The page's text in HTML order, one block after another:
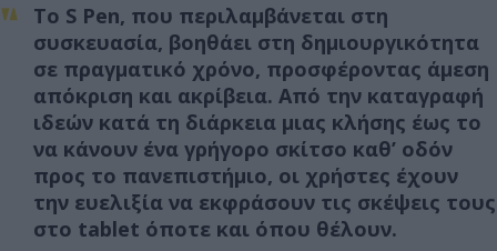
Το S Pen, που περιλαμβάνεται στη
συσκευασία, βοηθάει στη δημιουργικότητα
σε πραγματικό χρόνο, προσφέροντας άμεση
απόκριση και ακρίβεια. Από την καταγραφή
ιδεών κατά τη διάρκεια μιας κλήσης έως το
να κάνουν ένα γρήγορο σκίτσο καθ’ οδόν
προς το πανεπιστήμιο, οι χρήστες έχουν
την ευελιξία να εκφράσουν τις σκέψεις τους
στο tablet όποτε και όπου θέλουν.